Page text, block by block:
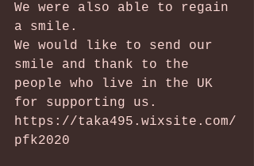
We were also able to regain
a smile.
We would like to send our
smile and thank to the
people who live in the UK
for supporting us.
https://taka495.wixsite.com/
pfk2020